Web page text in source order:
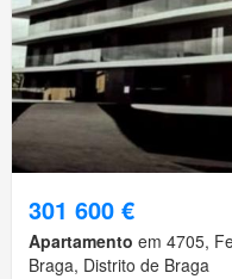
301 600 €
Apartamento em 4705,
Braga, Distrito de Braga